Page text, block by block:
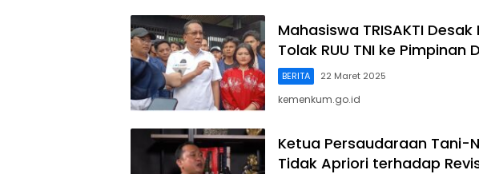
Mahasiswa TRISAKTI
Tolak RUU TNI ke Pimpinan
BERITA 22 Maret 2025
kemenkum.go.id
Ketua Persaudaraan Tani-
Tidak Apriori terhadap